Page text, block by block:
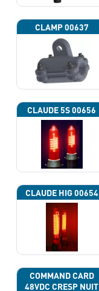
CLAMP 00637
CLAUDE 5S 00656
CLAUDE HIG 00654
COMMAND CARD
48VDC CRESP NUIT